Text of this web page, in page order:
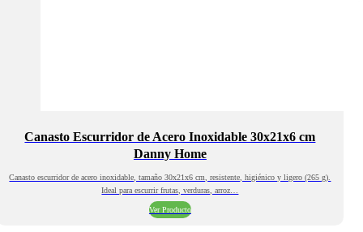
Canasto Escurridor de Acero Inoxidable 30x21x6 cm
Danny Home
Canasto escurridor de acero inoxidable, tamaño 30x21x6 cm, resistente, higiénico y ligero (265 g).
Ideal para escurrir frutas, verduras, arroz…
Ver Producto